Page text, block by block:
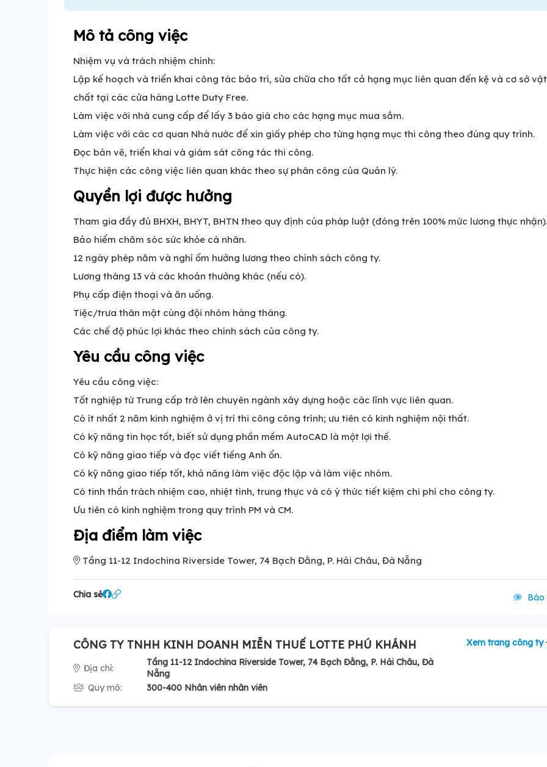
Mô tả công việc
Nhiệm vụ và trách nhiệm chính:
Lập kế hoạch và triển khai công tác bảo trì, sửa chữa cho tất cả hạng mục liên quan đến kệ và cơ sở vật
chất tại các cửa hàng Lotte Duty Free.
Làm việc với nhà cung cấp để lấy 3 báo giá cho các hạng mục mua sắm.
Làm việc với các cơ quan Nhà nước để xin giấy phép cho từng hạng mục thi công theo đúng quy trình.
Đọc bản vẽ, triển khai và giám sát công tác thi công.
Thực hiện các công việc liên quan khác theo sự phân công của Quản lý.
Quyền lợi được hưởng
Tham gia đầy đủ BHXH, BHYT, BHTN theo quy định của pháp luật (đóng trên 100% mức lương thực nhận).
Bảo hiểm chăm sóc sức khỏe cá nhân.
12 ngày phép năm và nghỉ ốm hưởng lương theo chính sách công ty.
Lương tháng 13 và các khoản thưởng khác (nếu có).
Phụ cấp điện thoại và ăn uống.
Tiệc/trưa thân mật cùng đội nhóm hàng tháng.
Các chế độ phúc lợi khác theo chính sách của công ty.
Yêu cầu công việc
Yêu cầu công việc:
Tốt nghiệp từ Trung cấp trở lên chuyên ngành xây dựng hoặc các lĩnh vực liên quan.
Có ít nhất 2 năm kinh nghiệm ở vị trí thi công công trình; ưu tiên có kinh nghiệm nội thất.
Có kỹ năng tin học tốt, biết sử dụng phần mềm AutoCAD là một lợi thế.
Có kỹ năng giao tiếp và đọc viết tiếng Anh ổn.
Có kỹ năng giao tiếp tốt, khả năng làm việc độc lập và làm việc nhóm.
Có tinh thần trách nhiệm cao, nhiệt tình, trung thực và có ý thức tiết kiệm chi phí cho công ty.
Ưu tiên có kinh nghiệm trong quy trình PM và CM.
Địa điểm làm việc
Tầng 11-12 Indochina Riverside Tower, 74 Bạch Đằng, P. Hải Châu, Đà Nẵng
Chia sẻ Báo
CÔNG TY TNHH KINH DOANH MIỄN THUẾ LOTTE PHÚ KHÁNH
Địa chỉ:
Tầng 11-12 Indochina Riverside Tower, 74 Bạch Đằng, P. Hải Châu, Đà
Nẵng
Quy mô:
300-400 Nhân viên nhân viên
Xem trang công ty